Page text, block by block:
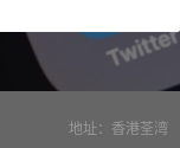
地址：香港荃湾